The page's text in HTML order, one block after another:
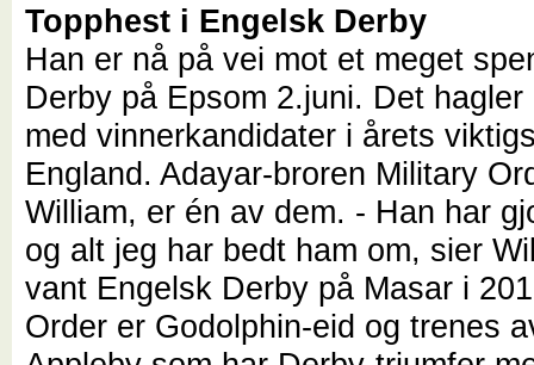
Topphest i Engelsk Derby
Han er nå på vei mot et meget
Derby på Epsom 2.juni. Det
med vinnerkandidater i årets
England. Adayar-broren Military
William, er én av dem. - Han har
og alt jeg har bedt ham om, sier
vant Engelsk Derby på Masar i
Order er Godolphin-eid og trenes